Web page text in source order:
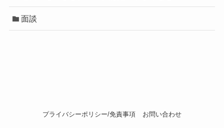
面談
プライバシーポリシー/免責事項 お問い合わせ